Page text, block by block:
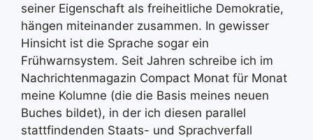
seiner Eigenschaft als freiheitliche Demokratie,
hängen miteinander zusammen. In gewisser
Hinsicht ist die Sprache sogar ein
Frühwarnsystem. Seit Jahren schreibe ich im
Nachrichtenmagazin Compact Monat für Monat
meine Kolumne (die die Basis meines neuen
Buches bildet), in der ich diesen parallel
stattfindenden Staats- und Sprachverfall